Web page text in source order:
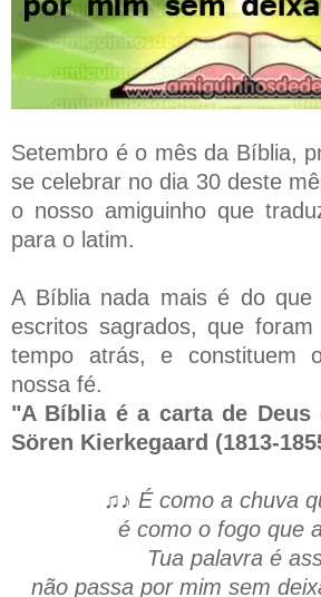
Setembro é o mês da Bíblia,
se celebrar no dia 30 deste
o nosso amiguinho que
para o latim.
A Bíblia nada mais é do que
escritos sagrados, que
tempo atrás, e constituem
nossa fé.
"A Bíblia é a carta de
Sören Kierkegaard (1813-
♫♪ É como a chuva
é como o fogo que
Tua palavra é
não passa por mim sem